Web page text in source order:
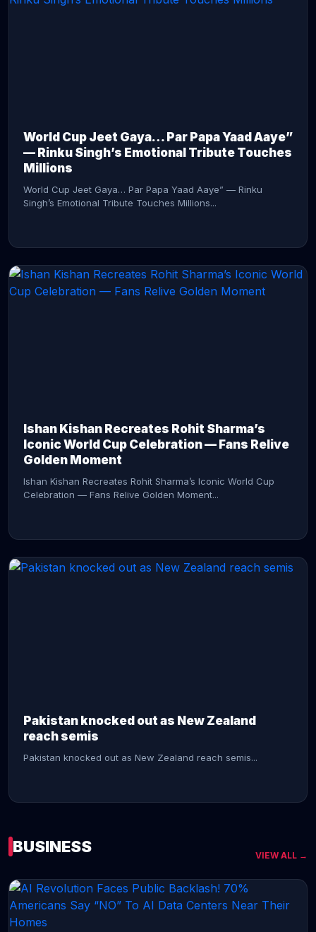
World Cup Jeet Gaya… Par Papa Yaad Aaye”
— Rinku Singh’s Emotional Tribute Touches
Millions
World Cup Jeet Gaya… Par Papa Yaad Aaye” — Rinku
Singh’s Emotional Tribute Touches Millions...
Ishan Kishan Recreates Rohit Sharma’s
Iconic World Cup Celebration — Fans Relive
Golden Moment
Ishan Kishan Recreates Rohit Sharma’s Iconic World Cup
Celebration — Fans Relive Golden Moment...
Pakistan knocked out as New Zealand
reach semis
Pakistan knocked out as New Zealand reach semis...
CONTINUE READING →
BUSINESS VIEW ALL →